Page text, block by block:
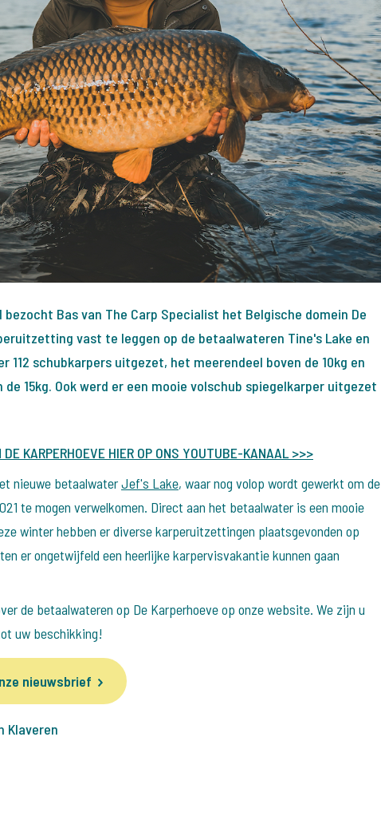
bezocht Bas van The Carp Specialist het Belgische domein De
vast te leggen op de betaalwateren Tine's Lake en
112 schubkarpers uitgezet, het meerendeel boven de 10kg en
15kg. Ook werd er een mooie volschub spiegelkarper uitgezet
KARPERHOEVE HIER OP ONS YOUTUBE-KANAAL >>>
nieuwe betaalwaterJef's Lake, waar nog volop wordt gewerkt om de
te mogen verwelkomen. Direct aan het betaalwater is een mooie
winter hebben er diverse karperuitzettingen plaatsgevonden op
er ongetwijfeld een heerlijke karpervisvakantie kunnen gaan
de betaalwateren op De Karperhoeve op onze website. We zijn u
uw beschikking!
nieuwsbrief
Klaveren